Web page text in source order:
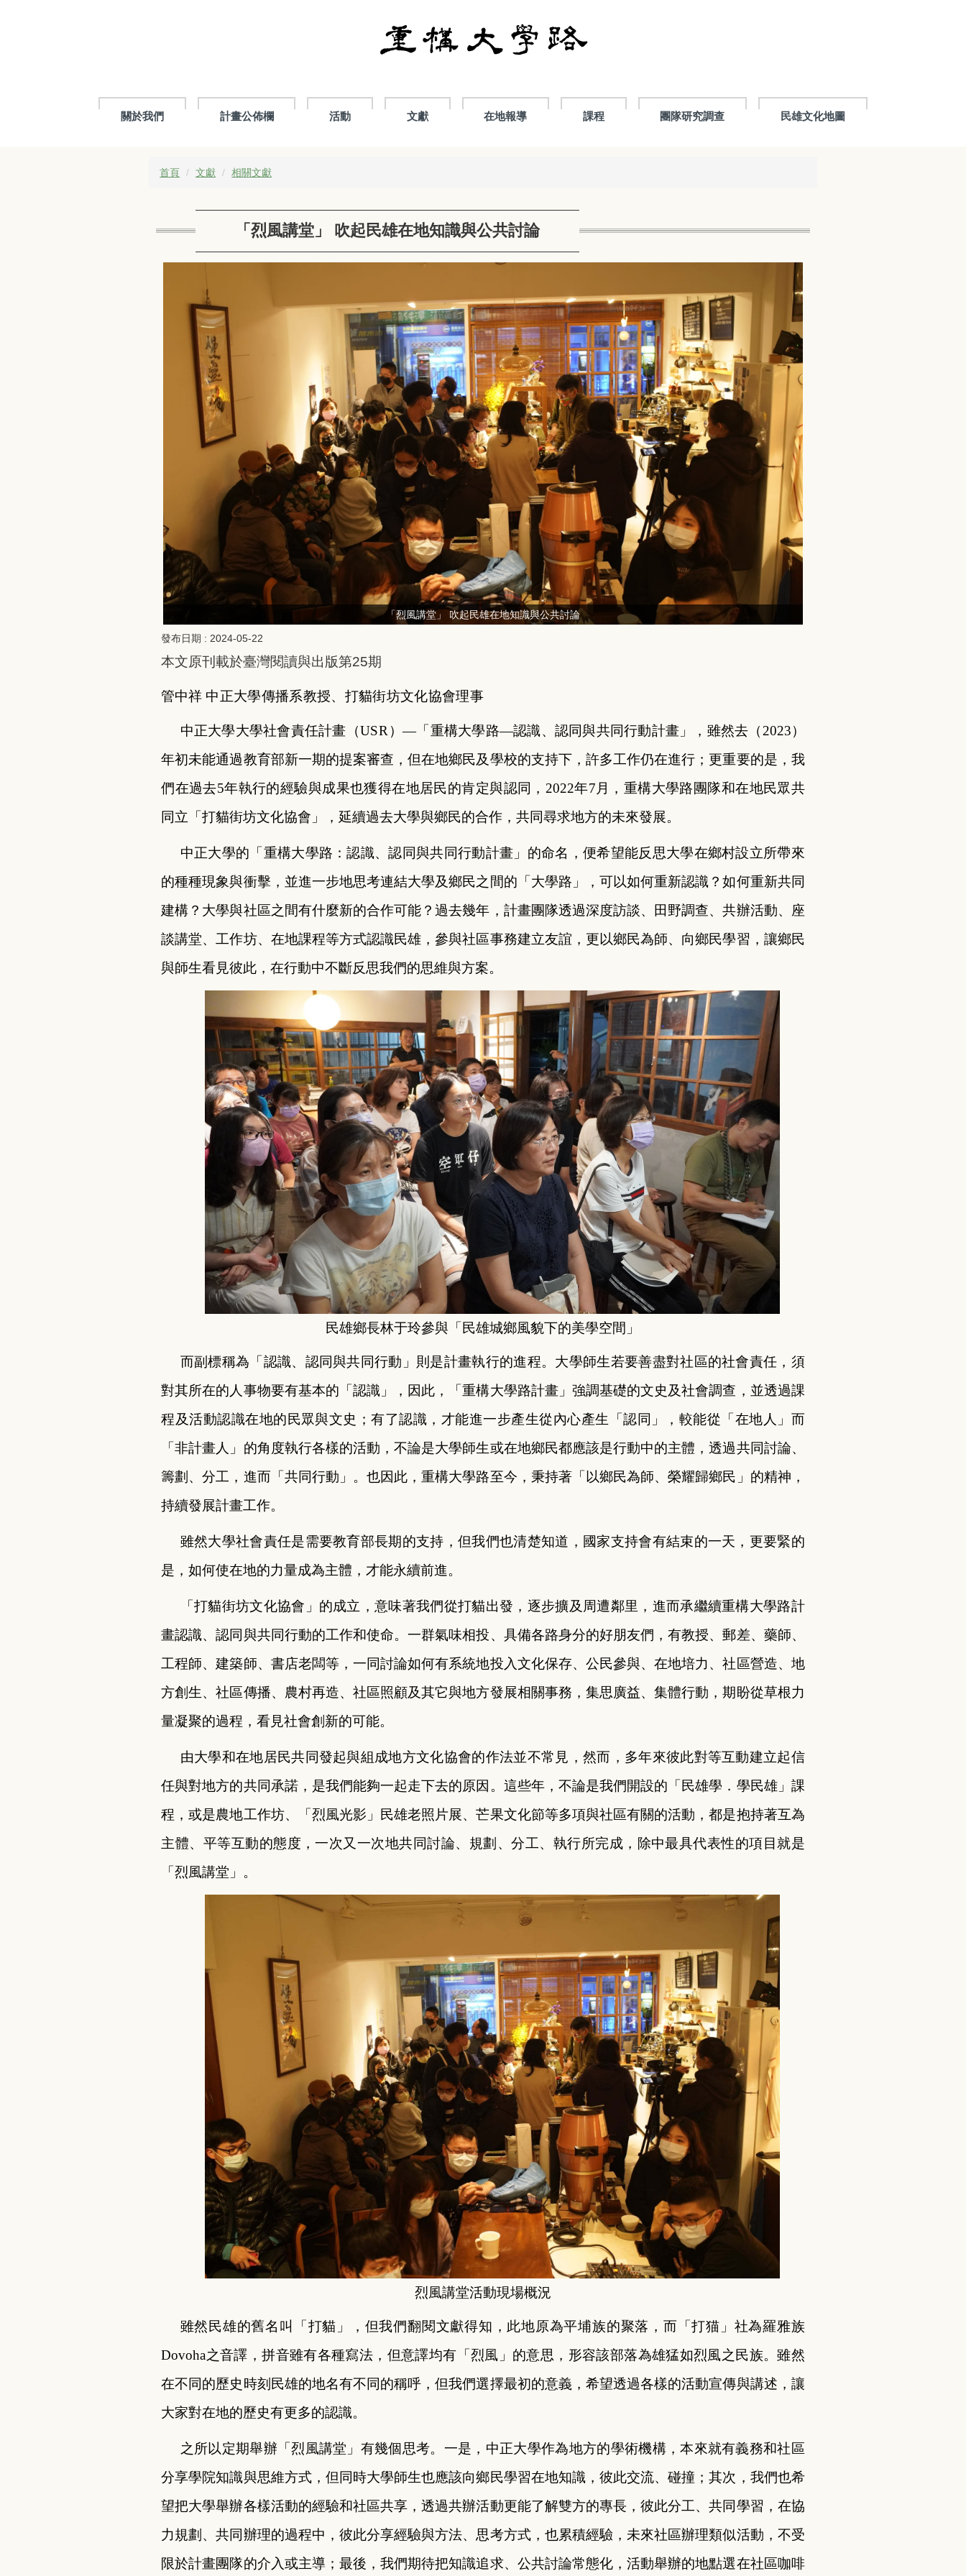
關於我們 計畫公佈欄 活動 文獻 在地報導 課程 團隊研究調查 民雄文化地圖
首頁 文獻 相關文獻
「烈風講堂」 吹起民雄在地知識與公共討論
「烈風講堂」 吹起民雄在地知識與公共討論
發布日期 :2024-05-22
本文原刊載於臺灣閱讀與出版第25期
管中祥 中正大學傳播系教授、打貓街坊文化協會理事
中正大學大學社會責任計畫（USR）—「重構大學路—認識、認同與共同行動計畫」，雖然去（2023）
年初未能通過教育部新一期的提案審查，但在地鄉民及學校的支持下，許多工作仍在進行；更重要的是，我
們在過去5年執行的經驗與成果也獲得在地居民的肯定與認同，2022年7月，重構大學路團隊和在地民眾共
同立「打貓街坊文化協會」，延續過去大學與鄉民的合作，共同尋求地方的未來發展。
中正大學的「重構大學路：認識、認同與共同行動計畫」的命名，便希望能反思大學在鄉村設立所帶來
的種種現象與衝擊，並進一步地思考連結大學及鄉民之間的「大學路」，可以如何重新認識？如何重新共同
建構？大學與社區之間有什麼新的合作可能？過去幾年，計畫團隊透過深度訪談、田野調查、共辦活動、座
談講堂、工作坊、在地課程等方式認識民雄，參與社區事務建立友誼，更以鄉民為師、向鄉民學習，讓鄉民
與師生看見彼此，在行動中不斷反思我們的思維與方案。
民雄鄉長林于玲參與「民雄城鄉風貌下的美學空間」
而副標稱為「認識、認同與共同行動」則是計畫執行的進程。大學師生若要善盡對社區的社會責任，須
對其所在的人事物要有基本的「認識」，因此，「重構大學路計畫」強調基礎的文史及社會調查，並透過課
程及活動認識在地的民眾與文史；有了認識，才能進一步產生從內心產生「認同」，較能從「在地人」而
「非計畫人」的角度執行各樣的活動，不論是大學師生或在地鄉民都應該是行動中的主體，透過共同討論、
籌劃、分工，進而「共同行動」。也因此，重構大學路至今，秉持著「以鄉民為師、榮耀歸鄉民」的精神，
持續發展計畫工作。
雖然大學社會責任是需要教育部長期的支持，但我們也清楚知道，國家支持會有結束的一天，更要緊的
是，如何使在地的力量成為主體，才能永續前進。
「打貓街坊文化協會」的成立，意味著我們從打貓出發，逐步擴及周遭鄰里，進而承繼續重構大學路計
畫認識、認同與共同行動的工作和使命。一群氣味相投、具備各路身分的好朋友們，有教授、郵差、藥師、
工程師、建築師、書店老闆等，一同討論如何有系統地投入文化保存、公民參與、在地培力、社區營造、地
方創生、社區傳播、農村再造、社區照顧及其它與地方發展相關事務，集思廣益、集體行動，期盼從草根力
量凝聚的過程，看見社會創新的可能。
由大學和在地居民共同發起與組成地方文化協會的作法並不常見，然而，多年來彼此對等互動建立起信
任與對地方的共同承諾，是我們能夠一起走下去的原因。這些年，不論是我們開設的「民雄學．學民雄」課
程，或是農地工作坊、「烈風光影」民雄老照片展、芒果文化節等多項與社區有關的活動，都是抱持著互為
主體、平等互動的態度，一次又一次地共同討論、規劃、分工、執行所完成，除中最具代表性的項目就是
「烈風講堂」。
烈風講堂活動現場概況
雖然民雄的舊名叫「打貓」，但我們翻閱文獻得知，此地原為平埔族的聚落，而「打猫 」社為羅雅族
Dovoha之音譯，拼音雖有各種寫法，但意譯均有「烈風」的意思，形容該部落為雄猛如烈風之民族。雖然
在不同的歷史時刻民雄的地名有不同的稱呼，但我們選擇最初的意義，希望透過各樣的活動宣傳與講述，讓
大家對在地的歷史有更多的認識。
之所以定期舉辦「烈風講堂」有幾個思考。一是，中正大學作為地方的學術機構，本來就有義務和社區
分享學院知識與思維方式，但同時大學師生也應該向鄉民學習在地知識，彼此交流、碰撞；其次，我們也希
望把大學舉辦各樣活動的經驗和社區共享，透過共辦活動更能了解雙方的專長，彼此分工、共同學習，在協
力規劃、共同辦理的過程中，彼此分享經驗與方法、思考方式，也累積經驗，未來社區辦理類似活動，不受
限於計畫團隊的介入或主導；最後，我們期待把知識追求、公共討論常態化，活動舉辦的地點選在社區咖啡